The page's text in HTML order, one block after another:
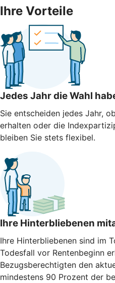
Ihre Vorteile
Jedes Jahr die Wahl
Sie entscheiden jedes Jahr,
erhalten oder die
bleiben Sie stets flexibel.
Ihre Hinterbliebenen
Ihre Hinterbliebenen sind im
Todesfall vor Rentenbeginn
Bezugsberechtigten den
mindestens 90 Prozent der